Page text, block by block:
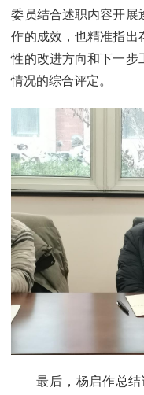
委员结合述职内容开展
作的成效，也精准指出
性的改进方向和下一步
情况的综合评定。
最后，杨启作总